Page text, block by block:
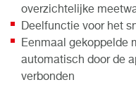
overzichtelijke
Deelfunctie voor het
Eenmaal gekoppelde
automatisch door de
verbonden